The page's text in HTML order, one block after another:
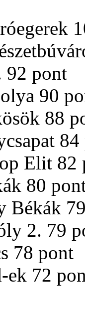
92 pont
90
88
Elit 82
80
Békák
2. 79
78 pont
ek 72